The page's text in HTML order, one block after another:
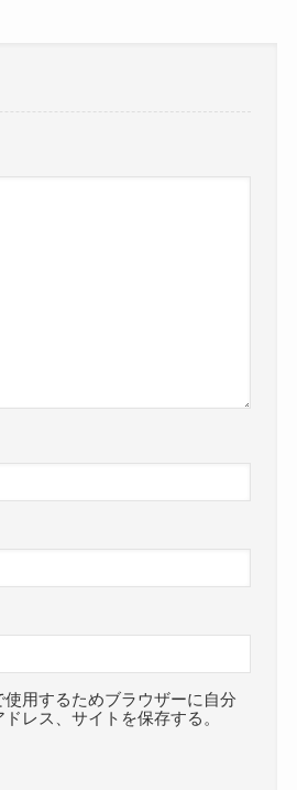
使用するためブラウザーに自分
レス、サイトを保存する。